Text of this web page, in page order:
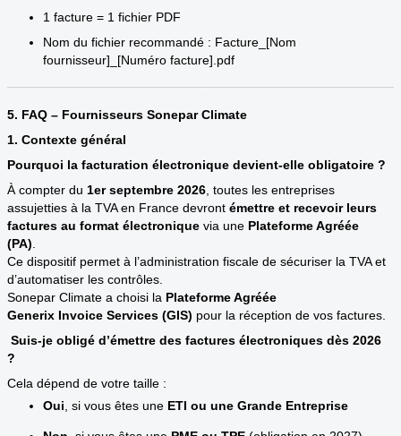
1 facture = 1 fichier PDF
Nom du fichier recommandé : Facture_[Nom
fournisseur]_[Numéro facture].pdf
5. FAQ – Fournisseurs Sonepar Climate
1. Contexte général
Pourquoi la facturation électronique devient-elle obligatoire ?
À compter du 1er septembre 2026 , toutes les entreprises
assujetties à la TVA en France devront émettre et recevoir leurs
factures au format électronique via une Plateforme Agréée
(PA)
Ce dispositif permet à l’administration fiscale de sécuriser la TVA et
d’automatiser les contrôles.
Sonepar Climate a choisi la Plateforme Agréée
Generix Invoice Services (GIS) pour la réception de vos factures.
Suis-je obligé d’émettre des factures électroniques dès 2026
?
Cela dépend de votre taille :
Oui , si vous êtes une ETI ou une Grande Entreprise